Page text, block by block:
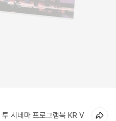
시네마 프로그램북 KR V